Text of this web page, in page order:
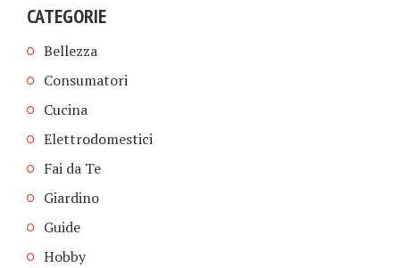
CATEGORIE
Bellezza
Consumatori
Cucina
Elettrodomestici
Fai da Te
Giardino
Guide
Hobby